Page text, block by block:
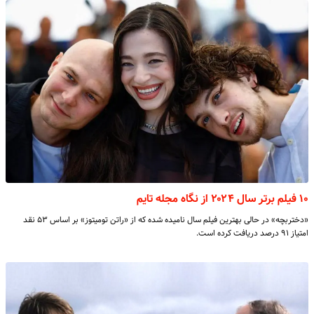
۱۰ فیلم برتر سال ۲۰۲۴ از نگاه مجله تایم
«دختربچه» در حالی بهترین فیلم سال نامیده شده که از «راتن تومیتوز» بر اساس ۵۳ نقد
امتیاز ۹۱ درصد دریافت کرده است.